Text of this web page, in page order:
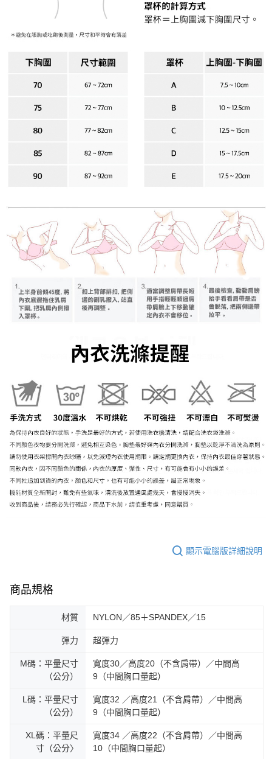
顯示電腦版詳細說明
商品規格
材質 NYLON／85＋SPANDEX／15
彈力 超彈力
M碼：平量尺寸
（公分）
寬度30／高度20（不含肩帶）／中間高
9（中間胸口量起）
L碼：平量尺寸
（公分）
寬度32 ／高度21（不含肩帶）／中間高
9（中間胸口量起）
XL碼：平量尺
寸（公分〉
寬度34 ／高度22（不含肩帶）／中間高
10（中間胸口量起）